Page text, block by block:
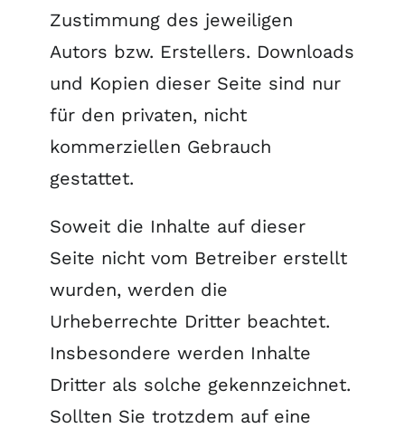
Zustimmung des jeweiligen
Autors bzw. Erstellers. Downloads
und Kopien dieser Seite sind nur
für den privaten, nicht
kommerziellen Gebrauch
gestattet.
Soweit die Inhalte auf dieser
Seite nicht vom Betreiber erstellt
wurden, werden die
Urheberrechte Dritter beachtet.
Insbesondere werden Inhalte
Dritter als solche gekennzeichnet.
Sollten Sie trotzdem auf eine